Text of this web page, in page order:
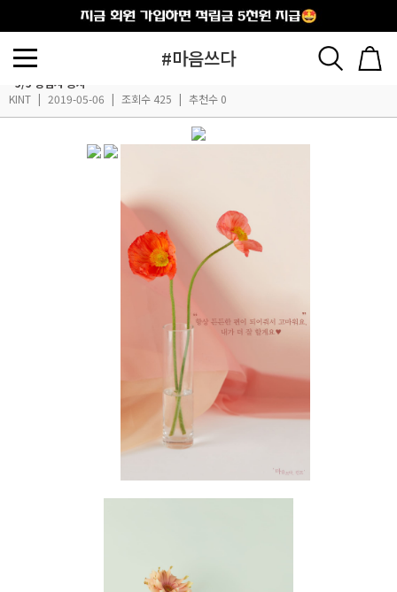
출석체크
#마음쓰다
~5/5 당첨자 공지
KINT | 2019-05-06 | 조회수 425 | 추천수 0